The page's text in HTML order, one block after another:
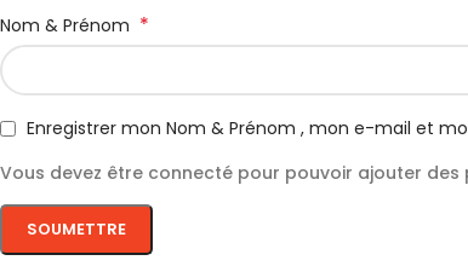
Nom & Prénom *
Enregistrer mon Nom & Prénom , mon e-mail et
Vous devez être connecté pour pouvoir ajouter des